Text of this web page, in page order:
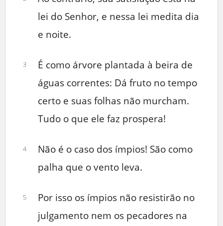
lei do Senhor, e nessa lei medita dia
e noite.
3
É como árvore plantada à beira de
águas correntes: Dá fruto no tempo
certo e suas folhas não murcham.
Tudo o que ele faz prospera!
4
Não é o caso dos ímpios! São como
palha que o vento leva.
5
Por isso os ímpios não resistirão no
julgamento nem os pecadores na